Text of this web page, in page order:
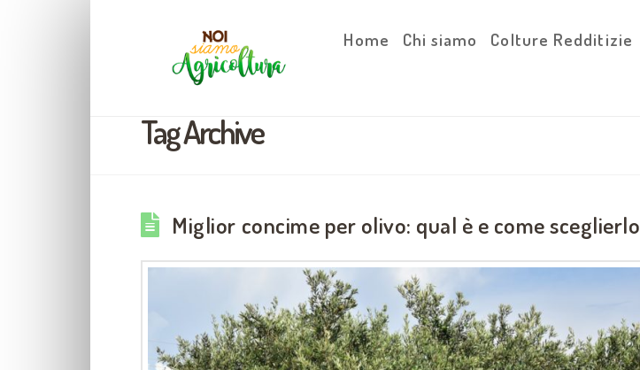
Home Chi siamo Colture Redditizie
Tag Archive
Miglior concime per olivo: qual è e come sceglierlo